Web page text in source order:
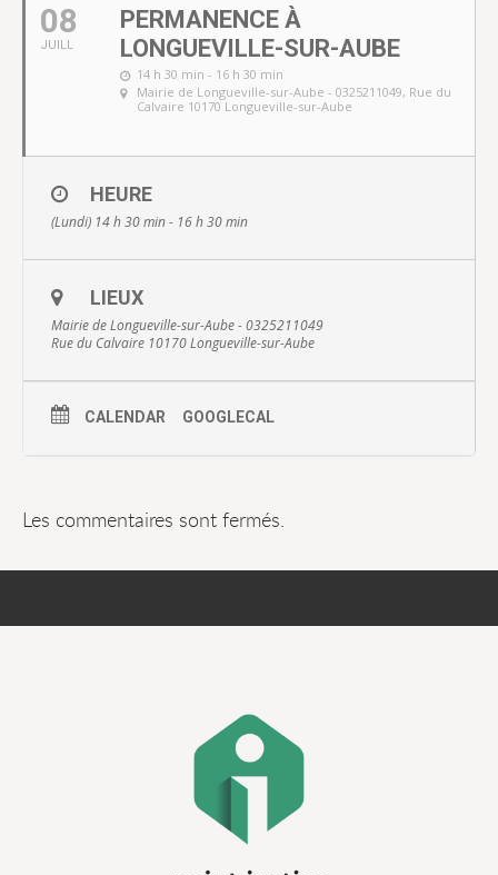
08
JUILL
PERMANENCE À
LONGUEVILLE-SUR-AUBE
14 h 30 min - 16 h 30 min
Mairie de Longueville-sur-Aube - 0325211049, Rue du
Calvaire 10170 Longueville-sur-Aube
HEURE
(Lundi) 14 h 30 min - 16 h 30 min
LIEUX
Mairie de Longueville-sur-Aube - 0325211049
Rue du Calvaire 10170 Longueville-sur-Aube
CALENDAR GOOGLECAL
Les commentaires sont fermés.